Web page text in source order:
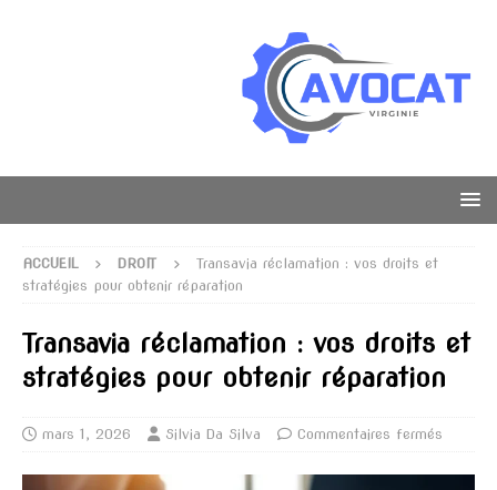
ACCUEIL DROIT
Transavia réclamation : vos droits et
stratégies pour obtenir réparation
Transavia réclamation : vos droits et
stratégies pour obtenir réparation
mars 1, 2026 Silvia Da Silva Commentaires fermés